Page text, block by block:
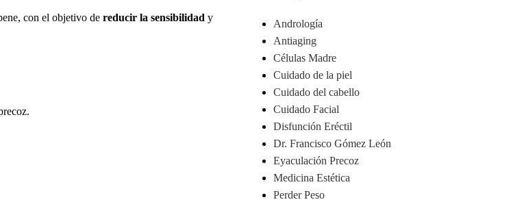
con el objetivo de reducir la sensibilidad y
Andrología
Antiaging
Células Madre
Cuidado de la piel
Cuidado del cabello
Cuidado Facial
Disfunción Eréctil
Dr. Francisco Gómez León
Eyaculación Precoz
Medicina Estética
Perder Peso